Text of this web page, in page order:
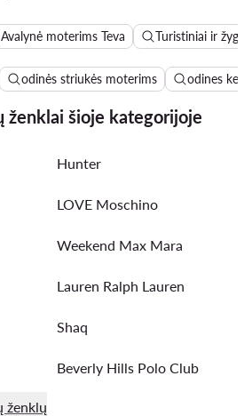
Avalynė moterims Teva Turistiniai ir
odinės striukės moterims odines
ženklai šioje kategorijoje
Hunter
LOVE Moschino
Weekend Max Mara
Lauren Ralph Lauren
Shaq
Beverly Hills Polo Club
ženklų